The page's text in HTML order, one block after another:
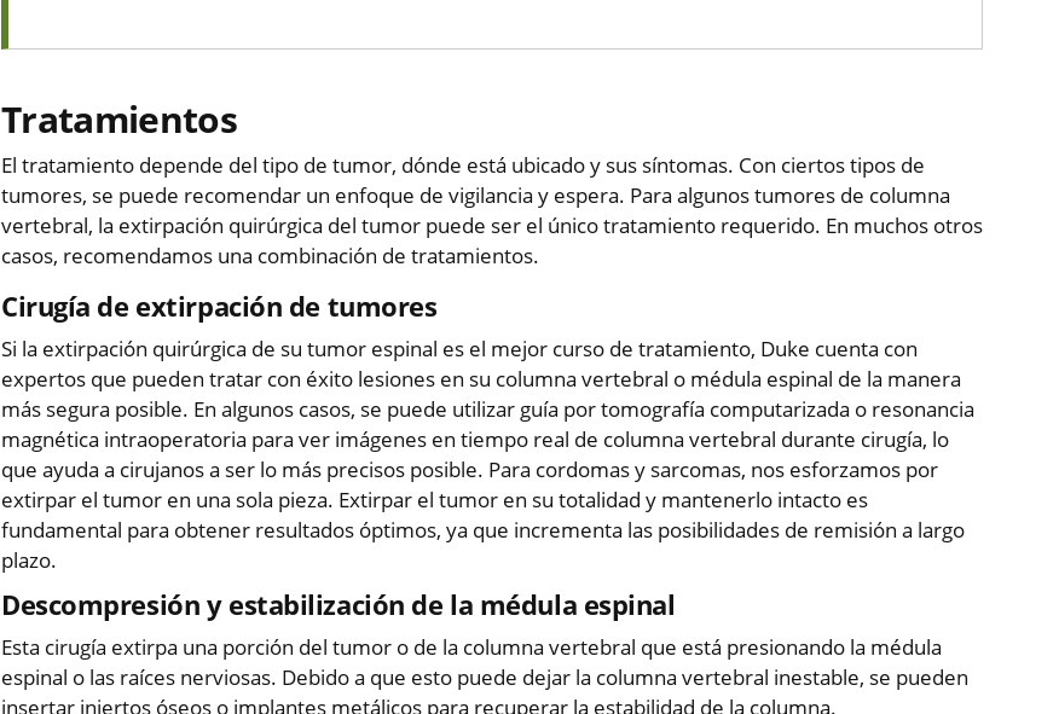
Tratamientos
El tratamiento depende del tipo de tumor, dónde está ubicado y sus síntomas. Con ciertos tipos de
tumores, se puede recomendar un enfoque de vigilancia y espera. Para algunos tumores de columna
vertebral, la extirpación quirúrgica del tumor puede ser el único tratamiento requerido. En muchos otros
casos, recomendamos una combinación de tratamientos.
Cirugía de extirpación de tumores
Si la extirpación quirúrgica de su tumor espinal es el mejor curso de tratamiento, Duke cuenta con
expertos que pueden tratar con éxito lesiones en su columna vertebral o médula espinal de la manera
más segura posible. En algunos casos, se puede utilizar guía por tomografía computarizada o resonancia
magnética intraoperatoria para ver imágenes en tiempo real de columna vertebral durante cirugía, lo
que ayuda a cirujanos a ser lo más precisos posible. Para cordomas y sarcomas, nos esforzamos por
extirpar el tumor en una sola pieza. Extirpar el tumor en su totalidad y mantenerlo intacto es
fundamental para obtener resultados óptimos, ya que incrementa las posibilidades de remisión a largo
plazo.
Descompresión y estabilización de la médula espinal
Esta cirugía extirpa una porción del tumor o de la columna vertebral que está presionando la médula
espinal o las raíces nerviosas. Debido a que esto puede dejar la columna vertebral inestable, se pueden
insertar injertos óseos o implantes metálicos para recuperar la estabilidad de la columna.